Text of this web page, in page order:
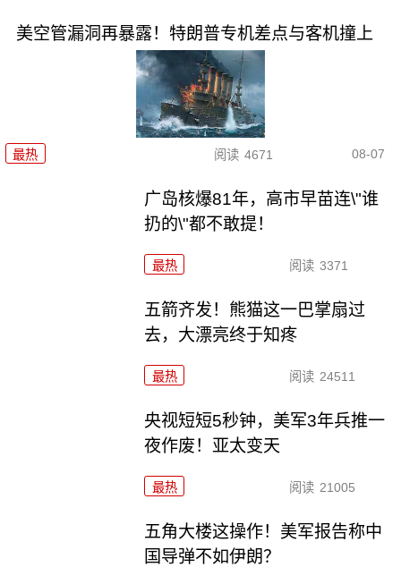
美空管漏洞再暴露！特朗普专机差点与客机撞上
最热 阅读 4671 08-07
广岛核爆81年，高市早苗连\"谁
扔的\"都不敢提！
最热 阅读 3371
五箭齐发！熊猫这一巴掌扇过
去，大漂亮终于知疼
最热 阅读 24511
央视短短5秒钟，美军3年兵推一
夜作废！亚太变天
最热 阅读 21005
五角大楼这操作！美军报告称中
国导弹不如伊朗？